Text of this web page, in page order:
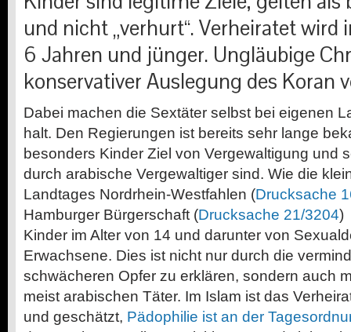
und nicht „verhurt“. Verheiratet wird
6 Jahren und jünger. Ungläubige
konservativer Auslegung des Koran
Dabei machen die Sextäter selbst bei eigenen
halt. Den Regierungen ist bereits sehr lange
besonders Kinder Ziel von Vergewaltigung und
durch arabische Vergewaltiger sind. Wie die
Landtages Nordrhein-Westfahlen (Drucksache
Hamburger Bürgerschaft (Drucksache 21/3204)
Kinder im Alter von 14 und darunter von
Erwachsene. Dies ist nicht nur durch die
schwächeren Opfer zu erklären, sondern auch
meist arabischen Täter. Im Islam ist das
und geschätzt, Pädophilie ist an der